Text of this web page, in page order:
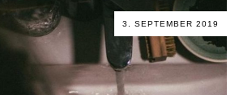
3. SEPTEMBER 2019